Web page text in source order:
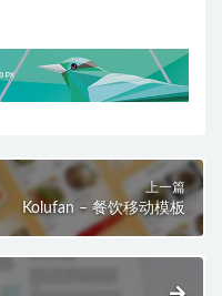
上一篇
Kolufan – 餐饮移动模板